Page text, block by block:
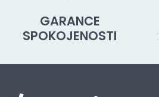
GARANCE
SPOKOJENOSTI